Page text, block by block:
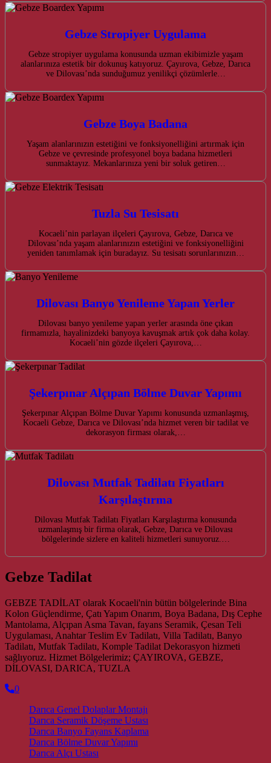
Gebze Stropiyer Uygulama
Gebze stropiyer uygulama konusunda uzman ekibimizle yaşam
alanlarınıza estetik bir dokunuş katıyoruz. Çayırova, Gebze, Darıca
ve Dilovası’nda sunduğumuz yenilikçi çözümlerle…
Gebze Boya Badana
Yaşam alanlarınızın estetiğini ve fonksiyonelliğini artırmak için
Gebze ve çevresinde profesyonel boya badana hizmetleri
sunmaktayız. Mekanlarınıza yeni bir soluk getiren…
Tuzla Su Tesisatı
Kocaeli’nin parlayan ilçeleri Çayırova, Gebze, Darıca ve
Dilovası’nda yaşam alanlarınızın estetiğini ve fonksiyonelliğini
yeniden tanımlamak için buradayız. Su tesisatı sorunlarınızın…
Dilovası Banyo Yenileme Yapan Yerler
Dilovası banyo yenileme yapan yerler arasında öne çıkan
firmamızla, hayalinizdeki banyoya kavuşmak artık çok daha kolay.
Kocaeli’nin gözde ilçeleri Çayırova,…
Şekerpınar Alçıpan Bölme Duvar Yapımı
Şekerpınar Alçıpan Bölme Duvar Yapımı konusunda uzmanlaşmış,
Kocaeli Gebze, Darıca ve Dilovası’nda hizmet veren bir tadilat ve
dekorasyon firması olarak,…
Dilovası Mutfak Tadilatı Fiyatları
Karşılaştırma
Dilovası Mutfak Tadilatı Fiyatları Karşılaştırma konusunda
uzmanlaşmış bir firma olarak, Gebze, Darıca ve Dilovası
bölgelerinde sizlere en kaliteli hizmetleri sunuyoruz.…
Gebze Tadilat
GEBZE TADİLAT olarak Kocaeli'nin bütün bölgelerinde Bina
Kolon Güçlendirme, Çatı Yapım Onarım, Boya Badana, Dış Cephe
Mantolama, Alçıpan Asma Tavan, fayans Seramik, Çesan Teli
Uygulaması, Anahtar Teslim Ev Tadilatı, Villa Tadilatı, Banyo
Tadilatı, Mutfak Tadilatı, Komple Tadilat Dekorasyon hizmeti
sağlıyoruz. Hizmet Bölgelerimiz; ÇAYIROVA, GEBZE,
DİLOVASI, DARICA, TUZLA
0
Darıca Genel Dolaplar Montajı
Darıca Seramik Döşeme Ustası
Darıca Banyo Fayans Kaplama
Darıca Bölme Duvar Yapımı
Darıca Alçı Ustası